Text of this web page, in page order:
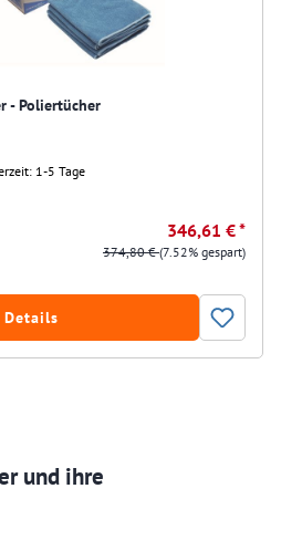
- Poliertücher
1-5 Tage
346,61 € *
374,80 €(7.52% gespart)
Details
und ihre